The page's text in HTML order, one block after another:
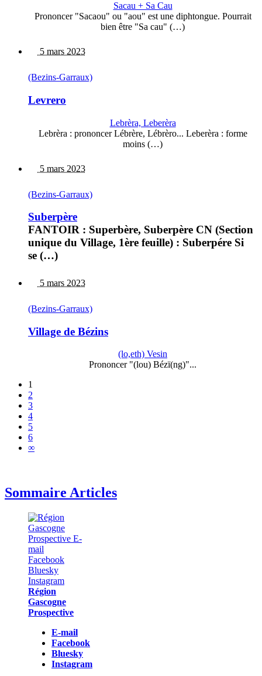
Sacau + Sa Cau
Prononcer "Sacaou" ou "aou" est une diphtongue. Pourrait
bien être "Sa cau" (…)
5 mars 2023
(Bezins-Garraux)
Levrero
Lebrèra, Leberèra
Lebrèra : prononcer Lébrère, Lébrèro... Leberèra : forme
moins (…)
5 mars 2023
(Bezins-Garraux)
Suberpère
FANTOIR : Superbère, Suberpère CN (Section
unique du Village, 1ère feuille) : Suberpére Si
se (…)
5 mars 2023
(Bezins-Garraux)
Village de Bézins
(lo,eth) Vesin
Prononcer "(lou) Bézï(ng)"...
1
2
3
4
5
6
∞
Sommaire Articles
Région
Gascogne
Prospective
E-mail
Facebook
Bluesky
Instagram